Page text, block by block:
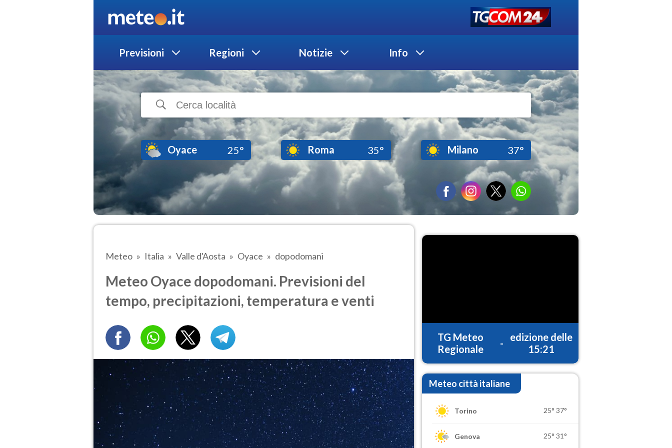
Previsioni Regioni Notizie Info
Oyace 25° Roma 35° Milano 37°
Meteo Italia Valle d'Aosta Oyace dopodomani
Meteo Oyace dopodomani. Previsioni del
tempo, precipitazioni, temperatura e venti
TG Meteo
Regionale
-
edizione delle
15:21
Meteo città italiane
Torino 25° 37°
Genova 25° 31°